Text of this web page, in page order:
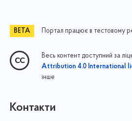
Портал працює в тестовому
Весь контент доступний за
Attribution 4.0 International
інше
Контакти